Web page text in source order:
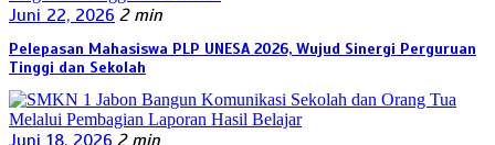
Juni 22, 2026 2 min
Pelepasan Mahasiswa PLP UNESA 2026, Wujud Sinergi Perguruan
Tinggi dan Sekolah
Juni 18, 2026 2 min